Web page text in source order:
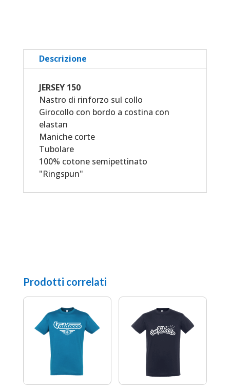
Descrizione
JERSEY 150
Nastro di rinforzo sul collo
Girocollo con bordo a costina con
elastan
Maniche corte
Tubolare
100% cotone semipettinato
"Ringspun"
Prodotti correlati